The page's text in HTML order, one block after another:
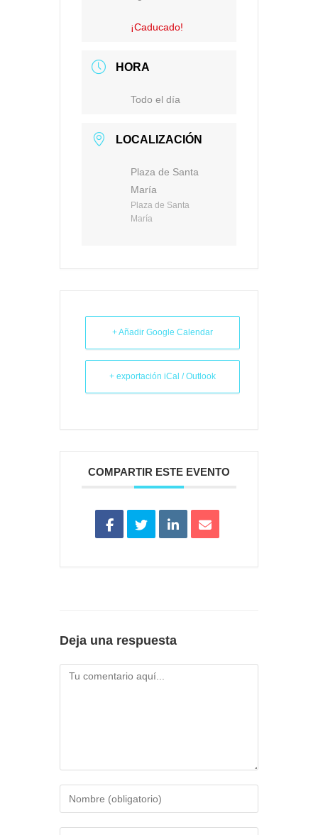
¡Caducado!
HORA
Todo el día
LOCALIZACIÓN
Plaza de Santa
María
Plaza de Santa
María
+ Añadir Google Calendar
+ exportación iCal / Outlook
COMPARTIR ESTE EVENTO
Deja una respuesta